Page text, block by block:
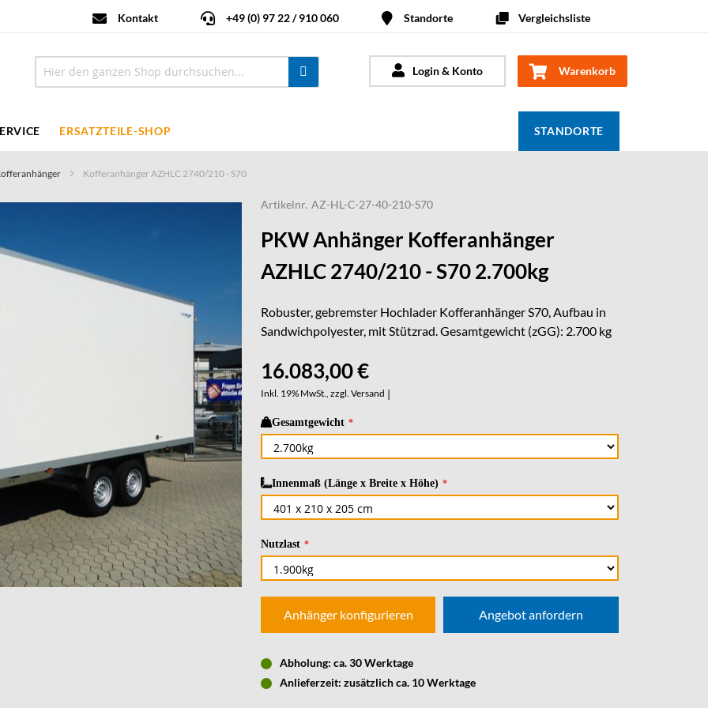
Kontakt +49 (0) 97 22 / 910 060 Standorte Vergleichsliste
Warenkorb
Login & Konto
ERSATZTEILE-SHOP STANDORTE
Kofferanhänger AZHLC 2740/210 - S70
Artikelnr. AZ-HL-C-27-40-210-S70
PKW Anhänger Kofferanhänger
AZHLC 2740/210 - S70 2.700kg
Robuster, gebremster Hochlader Kofferanhänger S70, Aufbau in
Sandwichpolyester, mit Stützrad. Gesamtgewicht (zGG): 2.700 kg
16.083,00 €
Inkl. 19% MwSt., zzgl.Versand |
Gesamtgewicht
Innenmaß (Länge x Breite x Höhe)
Nutzlast
Anhänger konfigurieren Angebot anfordern
Abholung: ca. 30 Werktage
Anlieferzeit: zusätzlich ca. 10 Werktage